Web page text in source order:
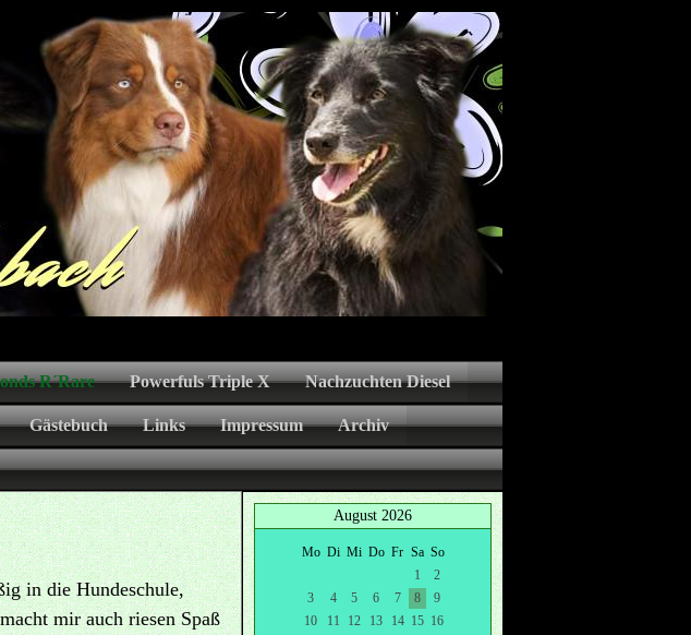
R´Rare Powerfuls Triple X Nachzuchten Diesel
Gästebuch Links Impressum Archiv
August 2026
Mo Di Mi Do Fr Sa So
1
2
3
4 5 6 7 8
9
10
11 12 13 14 15 16
in die Hundeschule,
mir auchriesen Spaß